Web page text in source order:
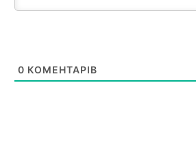
0 КОМЕНТАРІВ